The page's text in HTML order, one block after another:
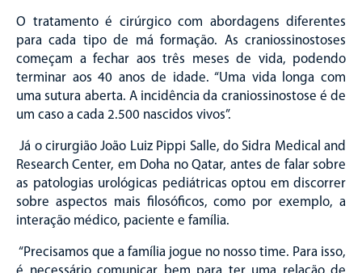
O tratamento é cirúrgico com abordagens diferentes
para cada tipo de má formação. As craniossinostoses
começam a fechar aos três meses de vida, podendo
terminar aos 40 anos de idade. “Uma vida longa com
uma sutura aberta. A incidência da craniossinostose é de
um caso a cada 2.500 nascidos vivos”.
Já o cirurgião João Luiz Pippi Salle, do Sidra Medical and
Research Center, em Doha no Qatar, antes de falar sobre
as patologias urológicas pediátricas optou em discorrer
sobre aspectos mais filosóficos, como por exemplo, a
interação médico, paciente e família.
“Precisamos que a família jogue no nosso time. Para isso,